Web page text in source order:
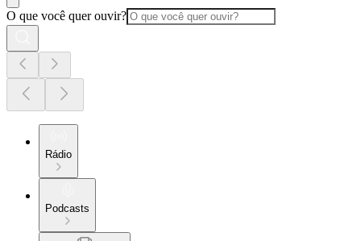
O que você quer ouvir?
Rádio
Podcasts